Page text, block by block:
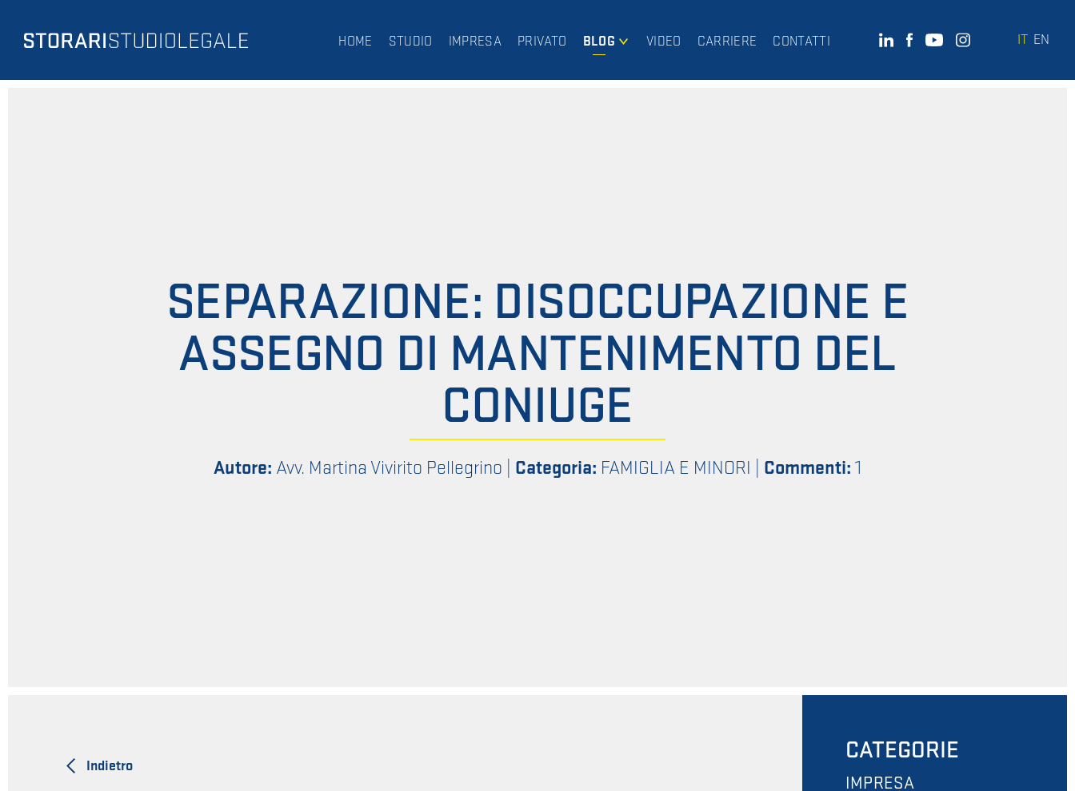
HOME STUDIO IMPRESA PRIVATO BLOG
IMPRESA
VIDEO CARRIERE CONTATTI IT EN
SEPARAZIONE: DISOCCUPAZIONE E
ASSEGNO DI MANTENIMENTO DEL
CONIUGE
Autore: Avv. Martina Vivirito Pellegrino Categoria: FAMIGLIA E MINORI Commenti: 1
Indietro
CATEGORIE
IMPRESA